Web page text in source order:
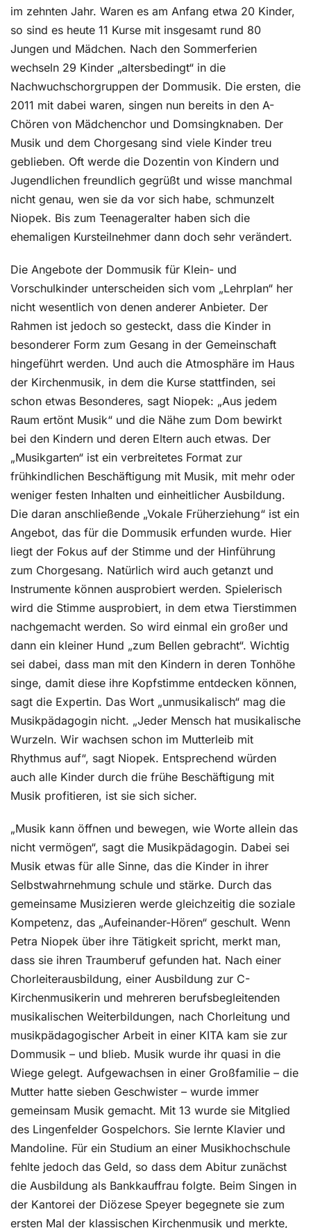
im zehnten Jahr. Waren es am Anfang etwa 20 Kinder,
so sind es heute 11 Kurse mit insgesamt rund 80
Jungen und Mädchen. Nach den Sommerferien
wechseln 29 Kinder „altersbedingt“ in die
Nachwuchschorgruppen der Dommusik. Die ersten, die
2011 mit dabei waren, singen nun bereits in den A-
Chören von Mädchenchor und Domsingknaben. Der
Musik und dem Chorgesang sind viele Kinder treu
geblieben. Oft werde die Dozentin von Kindern und
Jugendlichen freundlich gegrüßt und wisse manchmal
nicht genau, wen sie da vor sich habe, schmunzelt
Niopek. Bis zum Teenageralter haben sich die
ehemaligen Kursteilnehmer dann doch sehr verändert.
Die Angebote der Dommusik für Klein- und
Vorschulkinder unterscheiden sich vom „Lehrplan“ her
nicht wesentlich von denen anderer Anbieter. Der
Rahmen ist jedoch so gesteckt, dass die Kinder in
besonderer Form zum Gesang in der Gemeinschaft
hingeführt werden. Und auch die Atmosphäre im Haus
der Kirchenmusik, in dem die Kurse stattfinden, sei
schon etwas Besonderes, sagt Niopek: „Aus jedem
Raum ertönt Musik“ und die Nähe zum Dom bewirkt
bei den Kindern und deren Eltern auch etwas. Der
„Musikgarten“ ist ein verbreitetes Format zur
frühkindlichen Beschäftigung mit Musik, mit mehr oder
weniger festen Inhalten und einheitlicher Ausbildung.
Die daran anschließende „Vokale Früherziehung“ ist ein
Angebot, das für die Dommusik erfunden wurde. Hier
liegt der Fokus auf der Stimme und der Hinführung
zum Chorgesang. Natürlich wird auch getanzt und
Instrumente können ausprobiert werden. Spielerisch
wird die Stimme ausprobiert, in dem etwa Tierstimmen
nachgemacht werden. So wird einmal ein großer und
dann ein kleiner Hund „zum Bellen gebracht“. Wichtig
sei dabei, dass man mit den Kindern in deren Tonhöhe
singe, damit diese ihre Kopfstimme entdecken können,
sagt die Expertin. Das Wort „unmusikalisch“ mag die
Musikpädagogin nicht. „Jeder Mensch hat musikalische
Wurzeln. Wir wachsen schon im Mutterleib mit
Rhythmus auf“, sagt Niopek. Entsprechend würden
auch alle Kinder durch die frühe Beschäftigung mit
Musik profitieren, ist sie sich sicher.
„Musik kann öffnen und bewegen, wie Worte allein das
nicht vermögen“, sagt die Musikpädagogin. Dabei sei
Musik etwas für alle Sinne, das die Kinder in ihrer
Selbstwahrnehmung schule und stärke. Durch das
gemeinsame Musizieren werde gleichzeitig die soziale
Kompetenz, das „Aufeinander-Hören“ geschult. Wenn
Petra Niopek über ihre Tätigkeit spricht, merkt man,
dass sie ihren Traumberuf gefunden hat. Nach einer
Chorleiterausbildung, einer Ausbildung zur C-
Kirchenmusikerin und mehreren berufsbegleitenden
musikalischen Weiterbildungen, nach Chorleitung und
musikpädagogischer Arbeit in einer KITA kam sie zur
Dommusik – und blieb. Musik wurde ihr quasi in die
Wiege gelegt. Aufgewachsen in einer Großfamilie – die
Mutter hatte sieben Geschwister – wurde immer
gemeinsam Musik gemacht. Mit 13 wurde sie Mitglied
des Lingenfelder Gospelchors. Sie lernte Klavier und
Mandoline. Für ein Studium an einer Musikhochschule
fehlte jedoch das Geld, so dass dem Abitur zunächst
die Ausbildung als Bankkauffrau folgte. Beim Singen in
der Kantorei der Diözese Speyer begegnete sie zum
ersten Mal der klassischen Kirchenmusik und merkte,